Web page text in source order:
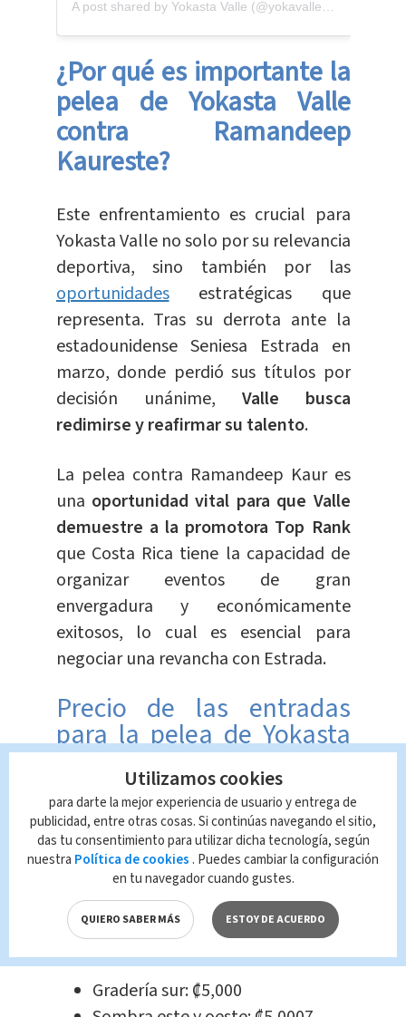
A post shared by Yokasta Valle (@yokavalle_oficial)
¿Por qué es importante la
pelea de Yokasta Valle
contra Ramandeep
Kaureste?
Este enfrentamiento es crucial para
Yokasta Valle no solo por su relevancia
deportiva, sino también por las
oportunidadesestratégicas que
representa. Tras su derrota ante la
estadounidense Seniesa Estrada en
marzo, donde perdió sus títulos por
decisión unánime, Valle busca
redimirse y reafirmar su talento.
La pelea contra Ramandeep Kaur es
una oportunidad vital para que Valle
demuestre a la promotora Top Rank
que Costa Rica tiene la capacidad de
organizar eventos de gran
envergadura y económicamente
exitosos, lo cual es esencial para
negociar una revancha con Estrada.
Precio de las entradas
para la pelea de Yokasta
Valle contra Ramandeep
Kaureste
Las entradas para el evento están
disponibles a través de la página
www.passline.com
, con precios que
varían desde ₡5,000 en gradería
popular hasta ₡50,000 en ringside.
Gradería sur: ₡5,000
Utilizamos cookies
para darte la mejor experiencia de usuario y entrega de
publicidad, entre otras cosas. Si continúas navegando el sitio,
das tu consentimiento para utilizar dicha tecnología, según
nuestra Política de cookies . Puedes cambiar la configuración
en tu navegador cuando gustes.
QUIERO SABER MÁS ESTOY DE ACUERDO